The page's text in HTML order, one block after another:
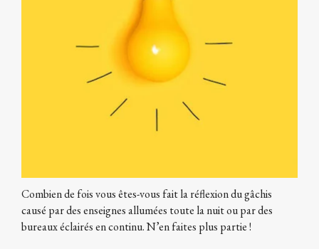
Combien de fois vous êtes-vous fait la réflexion du gâchis
causé par des enseignes allumées toute la nuit ou par des
bureaux éclairés en continu. N’en faites plus partie !